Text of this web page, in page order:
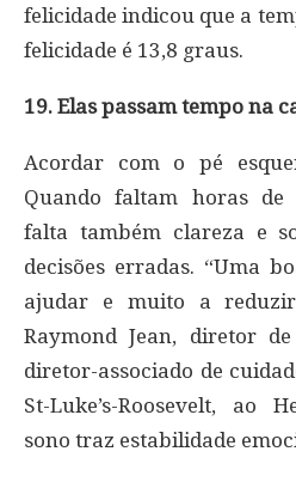
felicidade indicou que a
felicidade é 13,8 graus.
19. Elas passam tempo na
Acordar com o pé
Quando faltam horas de
falta também clareza e
decisões erradas. “Uma
ajudar e muito a reduzir
Raymond Jean, diretor
diretor-associado de
St-Luke’s-Roosevelt, ao
sono traz estabilidade